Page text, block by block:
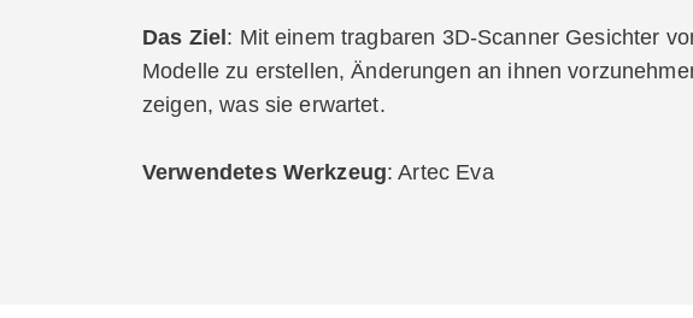
Das Ziel : Mit einem tragbaren 3D-Scanner Gesichter
Modelle zu erstellen, Änderungen an ihnen
zeigen, was sie erwartet.
Verwendetes Werkzeug: Artec Eva